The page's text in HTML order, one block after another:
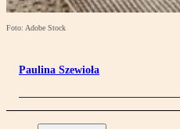
Foto: Adobe Stock
Paulina Szewioła